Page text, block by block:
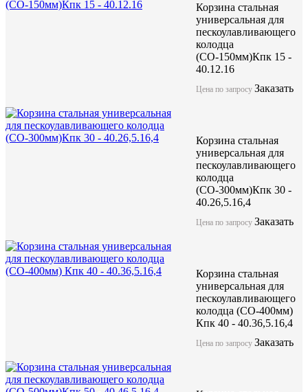
Корзина стальная
универсальная для
пескоулавливающего
колодца
(СО-150мм)Кпк 15 -
40.12.16
Цена по запросу Заказать
Корзина стальная
универсальная для
пескоулавливающего
колодца
(СО-300мм)Кпк 30 -
40.26,5.16,4
Цена по запросу Заказать
Корзина стальная
универсальная для
пескоулавливающего
колодца (СО-400мм)
Кпк 40 - 40.36,5.16,4
Цена по запросу Заказать